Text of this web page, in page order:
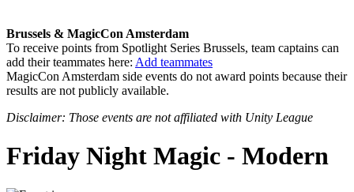
Brussels & MagicCon Amsterdam
To receive points from Spotlight Series Brussels, team captains can
add their teammates here: Add teammates
MagicCon Amsterdam side events do not award points because their
results are not publicly available.
Disclaimer: Those events are not affiliated with Unity League
Friday Night Magic - Modern